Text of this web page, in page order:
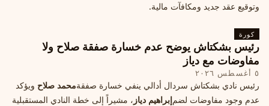
وتوقيع عقد جديد ومكافآت مالية.
كورة
رئيس بشكتاش يوضح عدم خسارة صفقة صلاح ولا
مفاوضات مع دياز
٥ أغسطس ٢٠٢٦
رئيس نادي بشكتاش سردال أدالي ينفي خسارة صفقةمحمد صلاح ويؤكد
عدم وجود مفاوضات لضمإبراهيم دياز ، مشيراً إلى خطة النادي المستقبلية